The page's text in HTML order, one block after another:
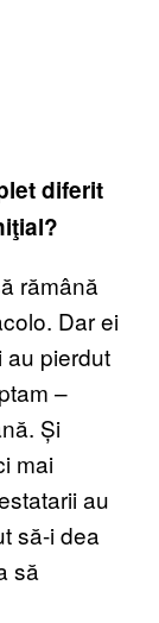
diferit
rămână
Dar ei
au pierdut
–
Și
mai
au
să-i dea
să